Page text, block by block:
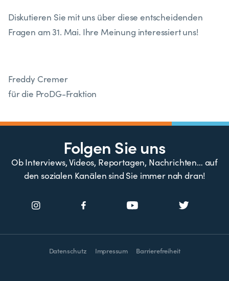
Diskutieren Sie mit uns über diese entscheidenden
Fragen am 31. Mai. Ihre Meinung interessiert uns!
Freddy Cremer
für die ProDG-Fraktion
Folgen Sie uns
Ob Interviews, Videos, Reportagen, Nachrichten… auf
den sozialen Kanälen sind Sie immer nah dran!
Datenschutz Impressum Barrierefreiheit